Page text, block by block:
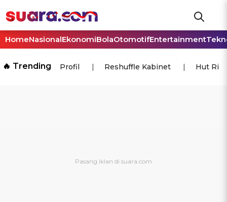
HomeNasionalEkonomiBolaOtomotifEntertainment
🔥 Trending Profil Reshuffle Kabinet Hut Ri